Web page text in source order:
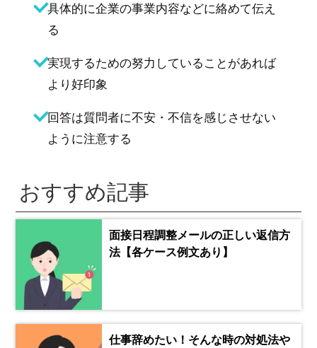
具体的に企業の事業内容などに絡めて伝え
る
実現するための努力していることがあれば
より好印象
回答は質問者に不安・不信を感じさせない
ように注意する
おすすめ記事
面接日程調整メールの正しい返信方
法【各ケース例文あり】
仕事辞めたい！そんな時の対処法や